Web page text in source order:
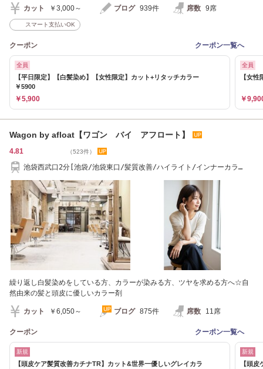
カット ￥3,000～ ブログ 939件 席数 9席
スマート支払いOK
クーポン クーポン一覧へ
全員
【平日限定】【白髪染め】【女性限定】カット+リタッチカラー
￥5900
￥5,900
全員
【女
￥
Wagon by afloat【ワゴン バイ アフロート】
4.81 （523件）
池袋西武口2分[池袋/池袋東口/髪質改善/ハイライト/インナーカラ
繰り返し白髪染めをしている方、カラーが染みる方、ツヤを求める方へ☆自
然由来の髪と頭皮に優しいカラー剤
カット ￥6,050～ ブログ 875件 席数 11席
クーポン クーポン一覧へ
新規
【頭皮ケア髪質改善カチナTR】カット&世界一優しいグレイカラ
新規
【頭